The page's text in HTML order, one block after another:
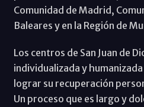
Comunidad de Madrid,
Baleares y en la Región de
Los centros de San Juan de
individualizada y
lograr su recuperación
Un proceso que es largo y